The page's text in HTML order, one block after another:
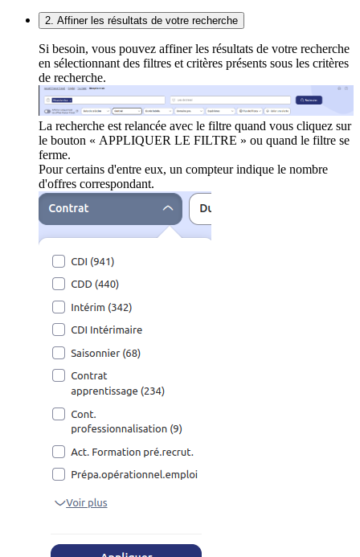
2. Affiner les résultats de votre recherche
Si besoin, vous pouvez affiner les résultats de votre recherche
en sélectionnant des filtres et critères présents sous les critères
de recherche.
La recherche est relancée avec le filtre quand vous cliquez sur
le bouton « APPLIQUER LE FILTRE » ou quand le filtre se
ferme.
Pour certains d'entre eux, un compteur indique le nombre
d'offres correspondant.